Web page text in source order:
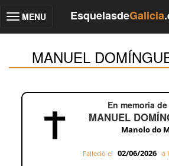
Toggle
MENU EsquelasdeGalicia
MANUEL
En memoria
MANUEL
Manolo do
Falleció el 02/06/2026 a